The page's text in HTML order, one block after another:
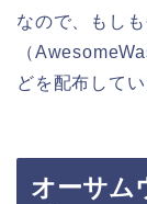
なので、もし
（
どを配布して
オーサム